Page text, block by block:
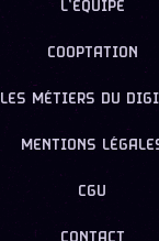
L’ÉQUIPE
COOPTATION
LES MÉTIERS DU
MENTIONS
CGU